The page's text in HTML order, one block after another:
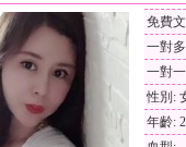
免費
一對
一對
性別:
年齡: